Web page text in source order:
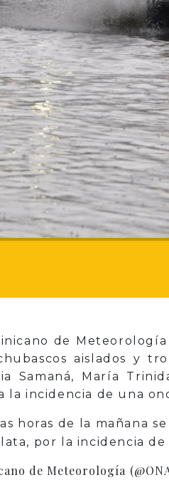
de
aislados y
Samaná, María
la incidencia de una
horas de la mañana
por la incidencia
de Meteorología